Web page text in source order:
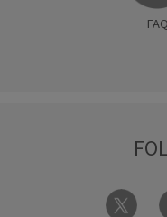
FAQ